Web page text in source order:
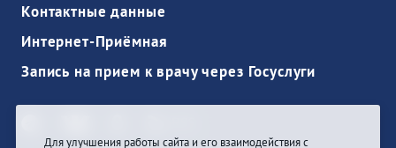
Контактные данные
Интернет-Приёмная
Запись на прием к врачу через Госуслуги
Для улучшения работы сайта и его взаимодействия с